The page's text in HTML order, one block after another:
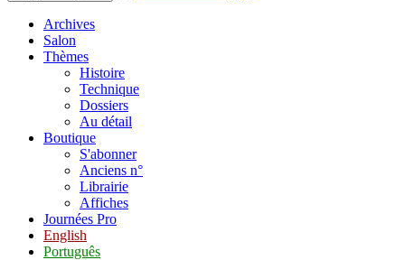
Archives
Salon
Thèmes
Histoire
Technique
Dossiers
Au détail
Boutique
S'abonner
Anciens n°
Librairie
Affiches
Journées Pro
English
Português